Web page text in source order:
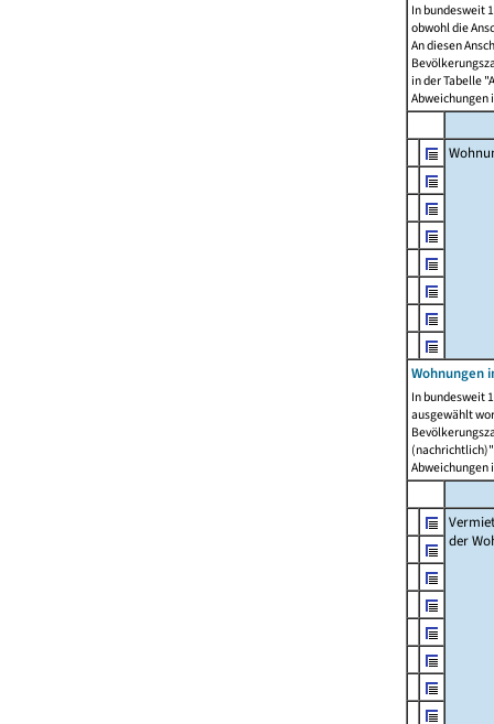
In bundesweit
obwohl die
An diesen
in der Tabelle
Abweichungen
Wohnungen
In bundesweit
ausgewählt
Abweichungen
der